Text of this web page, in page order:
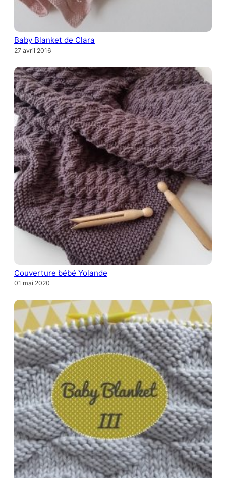
Baby Blanket de Clara
27 avril 2016
Couverture bébé Yolande
01 mai 2020